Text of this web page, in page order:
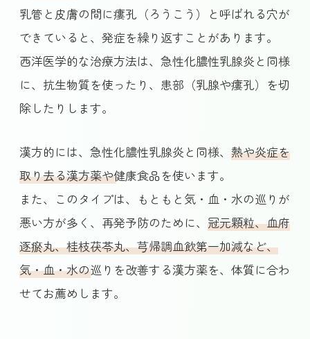
乳管と皮膚の間に瘻孔（ろうこう）と呼ばれる穴が
できていると、発症を繰り返すことがあります。
西洋医学的な治療方法は、急性化膿性乳腺炎と同様
に、抗生物質を使ったり、患部（乳腺や瘻孔）を切
除したりします。
漢方的には、急性化膿性乳腺炎と同様、熱や炎症を
取り去る漢方薬や健康食品を使います。
また、このタイプは、もともと気・血・水の巡りが
悪い方が多く、再発予防のために、冠元顆粒、血府
逐瘀丸、桂枝茯苓丸、芎帰調血飲第一加減など、
気・血・水の巡りを改善する漢方薬を、体質に合わ
せてお薦めします。